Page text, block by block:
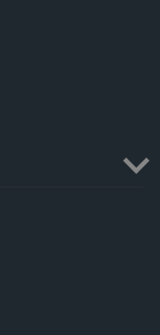
botland.com.pl